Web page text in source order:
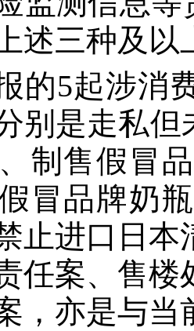
述三种及以
的5起涉消
别是走私但
制售假冒
冒品牌奶
止进口日
任案、售楼
，亦是与当